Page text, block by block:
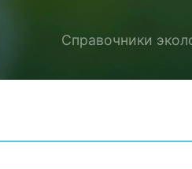
Справочники